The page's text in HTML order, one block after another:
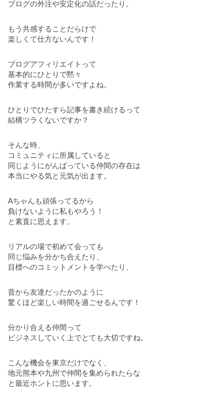
ブログの外注や安定化の話だったり。
もう共感することだらけで
楽しくて仕方ないんです！
ブログアフィリエイトって
基本的にひとりで黙々
作業する時間が多いですよね。
ひとりでひたすら記事を書き続けるって
結構ツラくないですか？
そんな時、
コミュニティに所属していると
同じようにがんばっている仲間の存在は
本当にやる気と元気が出ます。
Aちゃんも頑張ってるから
負けないように私もやろう！
と素直に思えます。
リアルの場で初めて会っても
同じ悩みを分かち合えたり、
目標へのコミットメントを学べたり、
昔から友達だったかのように
驚くほど楽しい時間を過ごせるんです！
分かり合える仲間って
ビジネスしていく上でとても大切ですね。
こんな機会を東京だけでなく、
地元熊本や九州で仲間を集められたらな
と最近ホントに思います。